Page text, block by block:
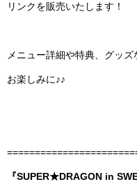
リンクを販売いたします！
メニュー詳細や特典、グッ
お楽しみに♪♪
『SUPER★DRAGON in